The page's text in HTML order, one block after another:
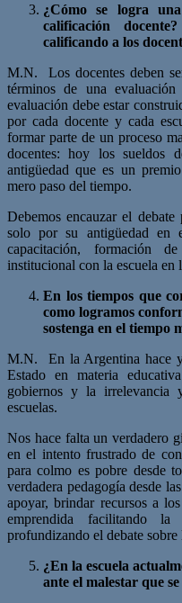
¿Cómo se logra
calificación
calificando a los
M.N. Los docentes deben
términos de una
evaluación debe estar
por cada docente y cada
formar parte de un proceso
docentes: hoy los sueldos
antigüedad que es un
mero paso del tiempo.
Debemos encauzar el
solo por su antigüedad en
capacitación, formación
institucional con la escuela en
En los tiempos que
como logramos
sostenga en el tiempo
M.N. En la Argentina hace
Estado en materia
gobiernos y la
escuelas.
Nos hace falta un verdadero
en el intento frustrado de
para colmo es pobre desde
verdadera pedagogía desde
apoyar, brindar recursos a
emprendida facilitando
profundizando el debate
¿En la escuela
ante el malestar que